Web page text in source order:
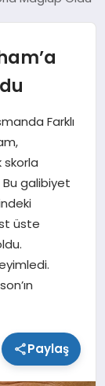
Farklı
skorla
galibiyet
üste
Paylaş